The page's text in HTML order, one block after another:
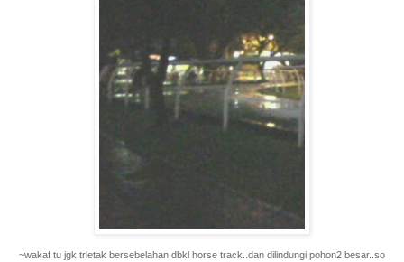
~wakaf tu jgk trletak bersebelahan dbkl horse track..dan dilindungi pohon2 besar..so